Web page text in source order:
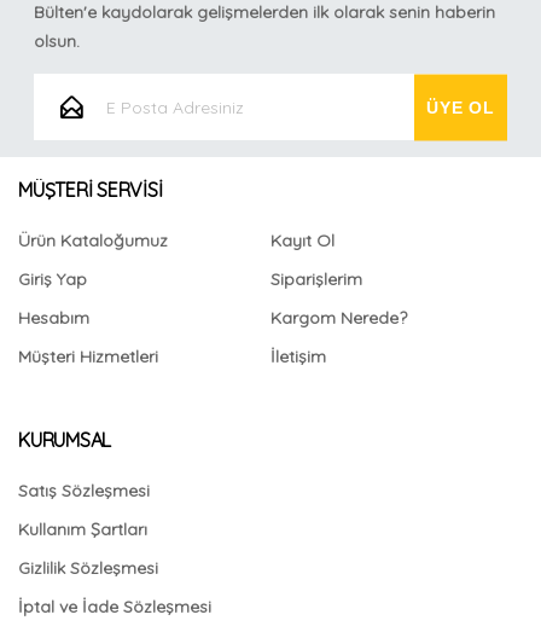
Bülten'e kaydolarak gelişmelerden ilk olarak senin haberin
olsun.
MÜŞTERİ SERVİSİ
Ürün Kataloğumuz
Kayıt Ol
Giriş Yap
Siparişlerim
Hesabım
Kargom Nerede?
Müşteri Hizmetleri
İletişim
KURUMSAL
Satış Sözleşmesi
Kullanım Şartları
Gizlilik Sözleşmesi
İptal ve İade Sözleşmesi